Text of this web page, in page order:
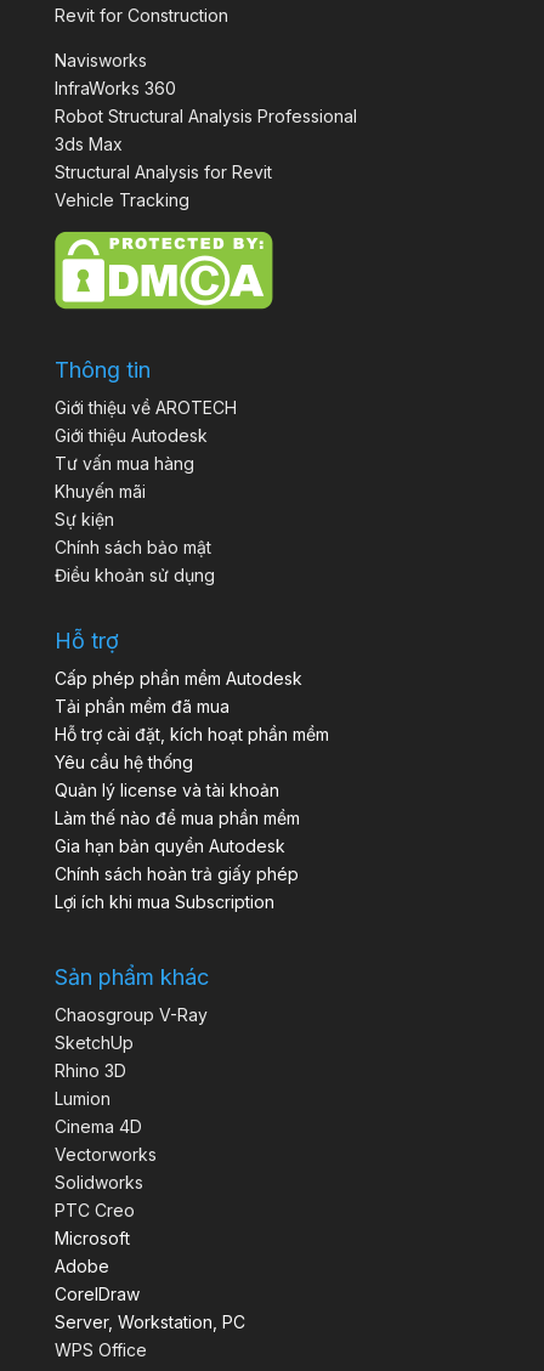
Revit for Construction
Navisworks
InfraWorks 360
Robot Structural Analysis Professional
3ds Max
Structural Analysis for Revit
Vehicle Tracking
Thông tin
Giới thiệu về AROTECH
Giới thiệu Autodesk
Tư vấn mua hàng
Khuyến mãi
Sự kiện
Chính sách bảo mật
Điều khoản sử dụng
Hỗ trợ
Cấp phép phần mềm Autodesk
Tải phần mềm đã mua
Hỗ trợ cài đặt, kích hoạt phần mềm
Yêu cầu hệ thống
Quản lý license và tài khoản
Làm thế nào để mua phần mềm
Gia hạn bản quyền Autodesk
Chính sách hoàn trả giấy phép
Lợi ích khi mua Subscription
Sản phẩm khác
Chaosgroup V-Ray
SketchUp
Rhino 3D
Lumion
Cinema 4D
Vectorworks
Solidworks
PTC Creo
Microsoft
Adobe
CorelDraw
Server, Workstation, PC
WPS Office